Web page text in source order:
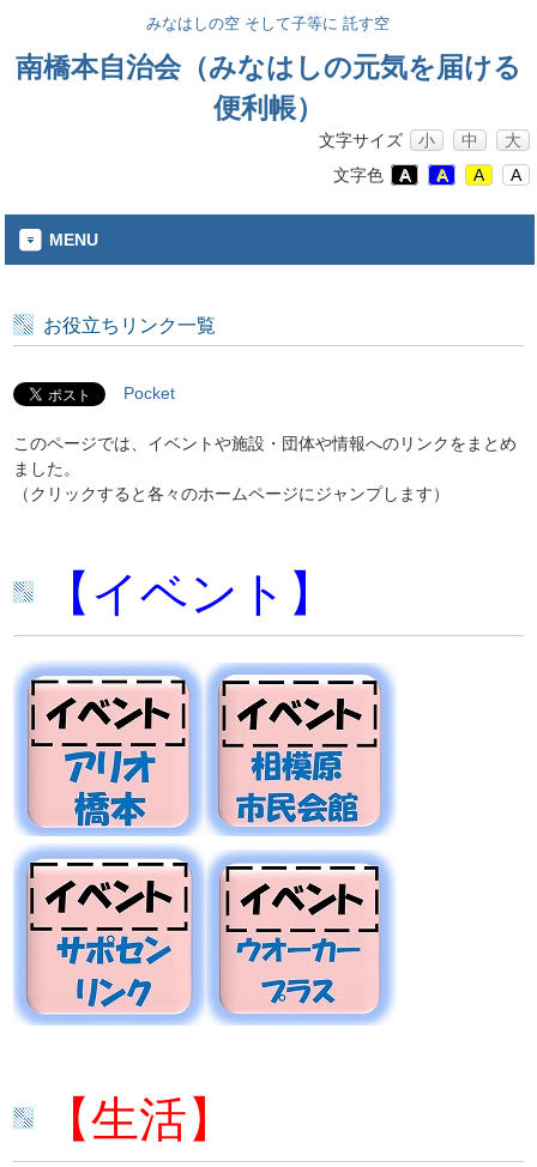
みなはしの空 そして子等に 託す空
南橋本自治会（みなはしの元気を届ける
便利帳）
文字サイズ 小 中
大
文字色
A A A A
MENU
お役立ちリンク一覧
Pocket
このページでは、イベントや施設・団体や情報へのリンクをまとめ
ました。
（クリックすると各々のホームページにジャンプします）
【イベント】
【生活】